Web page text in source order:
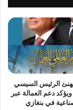
الرئيس السيسي
دعم العمالة عبر
في بنغازي